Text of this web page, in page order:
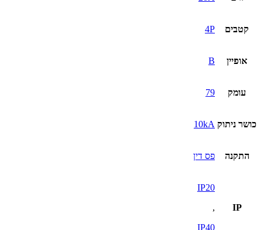
קטבים 4P
אופיין B
עומק 79
כושר ניתוק 10kA
התקנה פס דין
IP
IP20
,
IP40